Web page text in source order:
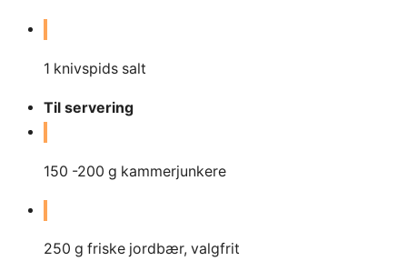
1 knivspids salt
Til servering
150 -200 g kammerjunkere
250 g friske jordbær, valgfrit